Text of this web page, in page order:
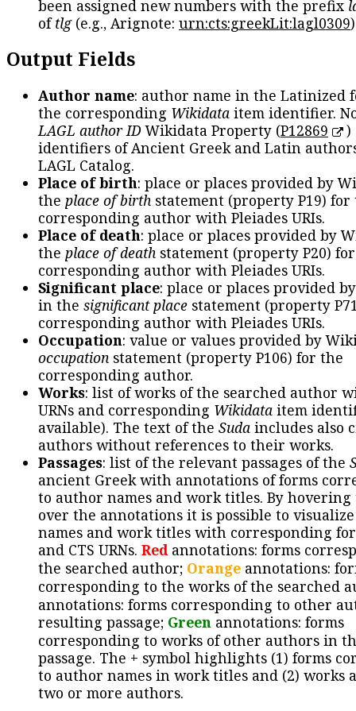
been assigned new numbers with the prefix
oftlg(e.g., Arignote: urn:cts:greekLit:lagl0309
Output Fields
Author name: author name in the Latinized
the corresponding Wikidata item identifier.
LAGL author IDWikidata Property (P12869
)
identifiers of Ancient Greek and Latin
LAGL Catalog.
Place of birth: place or places provided by
the place of birth statement (property P19) for
corresponding author with Pleiades URIs.
Place of death: place or places provided by
the place of death statement (property P20)
corresponding author with Pleiades URIs.
Significant place: place or places provided
in the significant place statement (property
corresponding author with Pleiades URIs.
Occupation: value or values provided by
occupation statement (property P106) for the
corresponding author.
Works: list of works of the searched author
URNs and corresponding Wikidata item
available). The text of the Suda includes also
authors without references to their works.
Passages: list of the relevant passages of the
ancient Greek with annotations of forms
to author names and work titles. By hovering
over the annotations it is possible to
names and work titles with corresponding
and CTS URNs. Redannotations: forms
the searched author; Orange annotations:
corresponding to the works of the searched
annotations: forms corresponding to other
resulting passage; Green annotations: forms
corresponding to works of other authors in
passage. The + symbol highlights (1) forms
to author names in work titles and (2) works
two or more authors.